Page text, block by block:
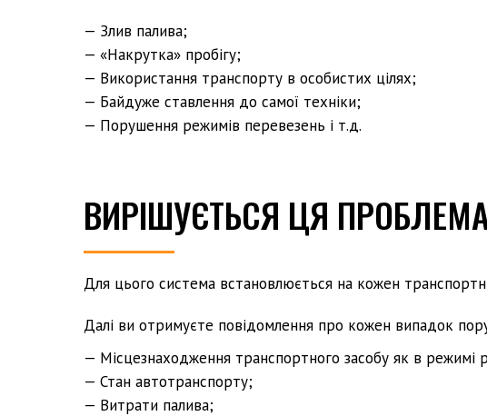
— Злив палива;
— «Накрутка» пробігу;
— Використання транспорту в особистих цілях;
— Байдуже ставлення до самої техніки;
— Порушення режимів перевезень і т.д.
ВИРІШУЄТЬСЯ ЦЯ
Для цього система встановлюється на кожен
Далі ви отримуєте повідомлення про кожен випадок
— Місцезнаходження транспортного засобу як в режимі
— Стан автотранспорту;
— Витрати палива;